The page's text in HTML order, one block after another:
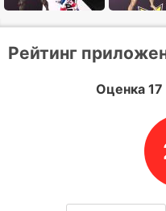
Рейтинг
Оценка 17